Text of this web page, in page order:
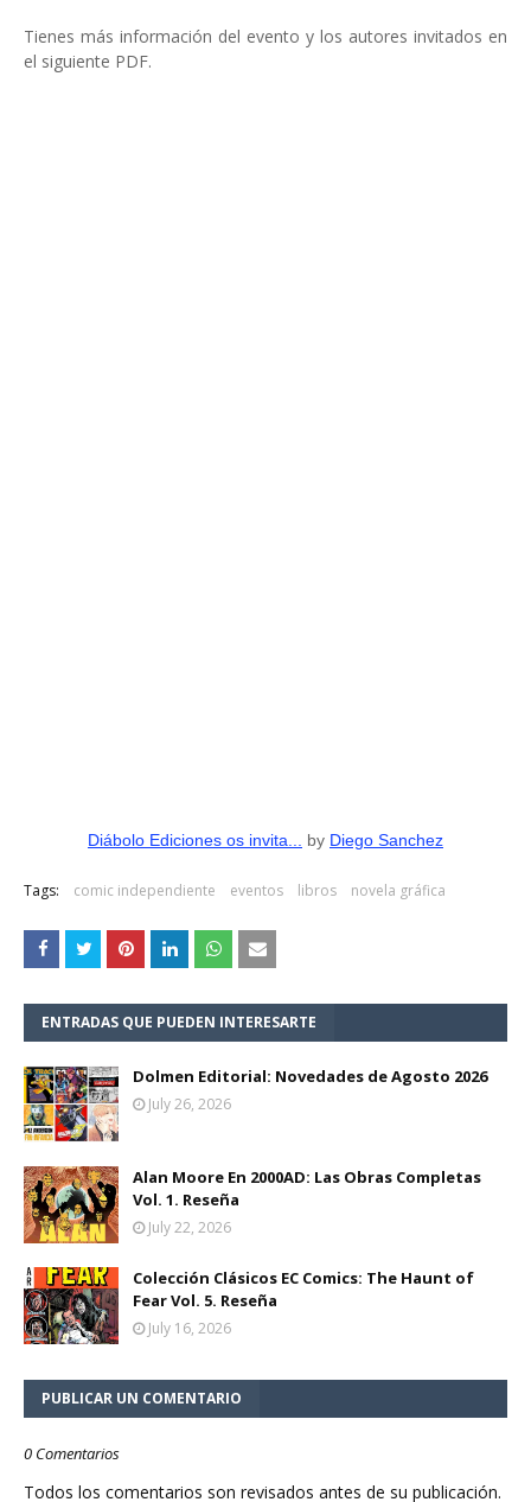
Tienes más información del evento y los autores invitados en
el siguiente PDF.
Diábolo Ediciones os invita... by Diego Sanchez
Tags: comic independiente eventos libros novela gráfica
ENTRADAS QUE PUEDEN INTERESARTE
Dolmen Editorial: Novedades de Agosto 2026
July 26, 2026
Alan Moore En 2000AD: Las Obras Completas
Vol. 1. Reseña
July 22, 2026
Colección Clásicos EC Comics: The Haunt of
Fear Vol. 5. Reseña
July 16, 2026
PUBLICAR UN COMENTARIO
0 Comentarios
Todos los comentarios son revisados antes de su publicación.